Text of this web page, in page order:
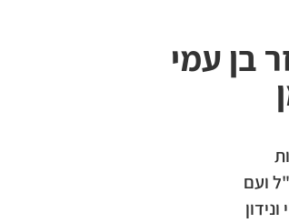
בן עמי
ועם
ונידון